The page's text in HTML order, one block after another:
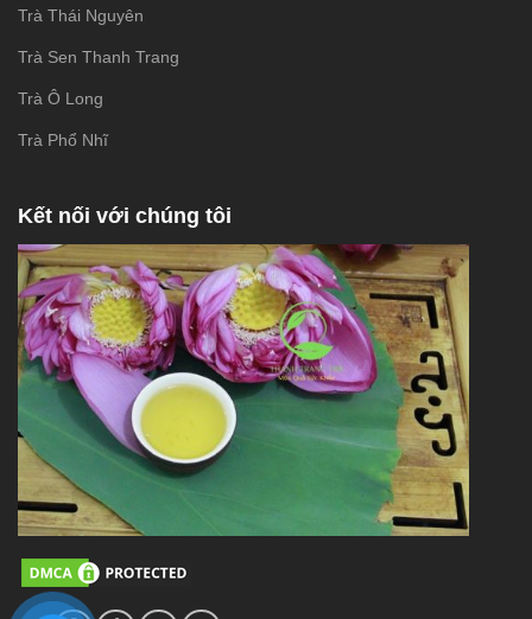
Trà Thái Nguyên
Trà Sen Thanh Trang
Trà Ô Long
Trà Phổ Nhĩ
Kết nối với chúng tôi